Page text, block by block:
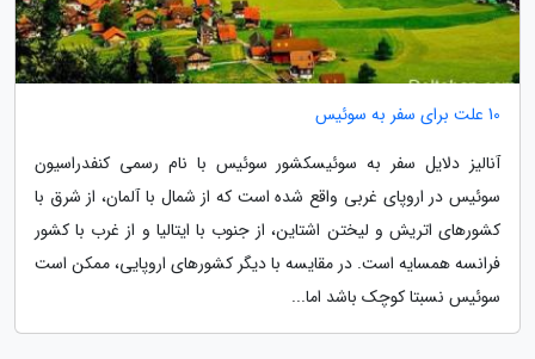
10 علت برای سفر به سوئیس
آنالیز دلایل سفر به سوئیسکشور سوئیس با نام رسمی کنفدراسیون
سوئیس در اروپای غربی واقع شده است که از شمال با آلمان، از شرق با
کشورهای اتریش و لیختن اشتاین، از جنوب با ایتالیا و از غرب با کشور
فرانسه همسایه است. در مقایسه با دیگر کشورهای اروپایی، ممکن است
سوئیس نسبتا کوچک باشد اما...